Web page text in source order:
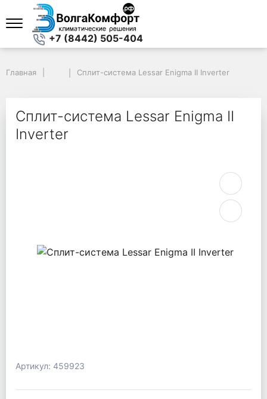
+7 (8442) 505-404
Сплит-система Lessar Enigma II Inverter
Главная Сплит-система Lessar Enigma II Inverter
Сплит-система Lessar Enigma II
Inverter
Артикул: 459923